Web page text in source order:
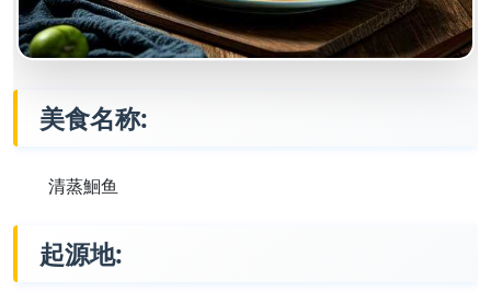
美食名称:
清蒸鮰鱼
起源地: